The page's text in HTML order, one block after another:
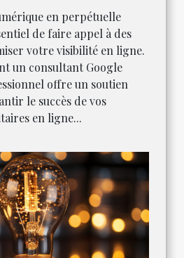
en perpétuelle
de faire appel à des
votre visibilité en ligne.
un consultant Google
offre un soutien
le succès de vos
en ligne...